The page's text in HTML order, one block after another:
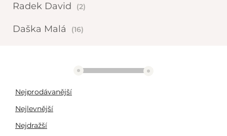
Radek David (2)
Daška Malá (16)
Nejprodávanější
Nejlevnější
Nejdražší